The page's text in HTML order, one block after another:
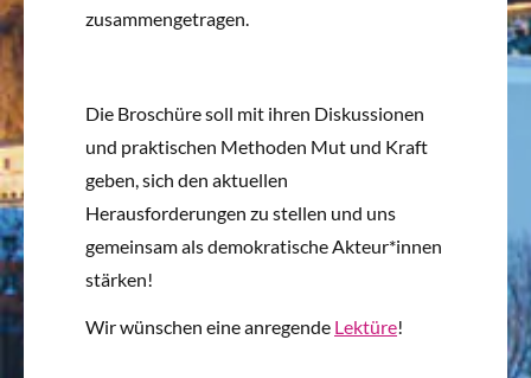
zusammengetragen.
Die Broschüre soll mit ihren Diskussionen
und praktischen Methoden Mut und Kraft
geben, sich den aktuellen
Herausforderungen zu stellen und uns
gemeinsam als demokratische Akteur*innen
stärken!
Wir wünschen eine anregende Lektüre!